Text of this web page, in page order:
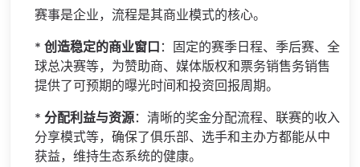
赛事是企业，流程是其商业模式的核心。
* 创造稳定的商业窗口：固定的赛季日程、季后赛、全
球总决赛等，为赞助商、媒体版权和票务销售务销售
提供了可预期的曝光时间和投资回报周期。
* 分配利益与资源：清晰的奖金分配流程、联赛的收入
分享模式等，确保了俱乐部、选手和主办方都能从中
获益，维持生态系统的健康。